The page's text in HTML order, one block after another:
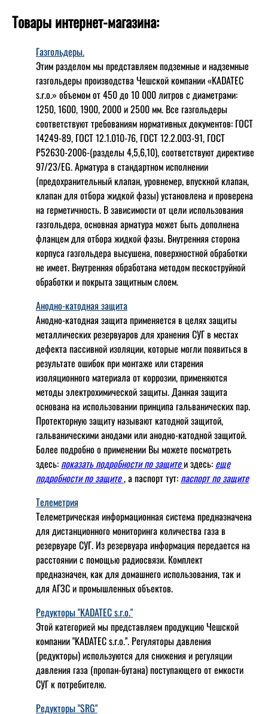
Товары интернет-магазина:
Газгольдеры.
Этим разделом мы представляем подземные и надземные
газгольдеры производства Чешской компании «KADATEC
s.r.o.» объемом от 450 до 10 000 литров с диаметрами:
1250, 1600, 1900, 2000 и 2500 мм. Все газгольдеры
соответствуют требованиям нормативных документов: ГОСТ
14249-89, ГОСТ 12.1.010-76, ГОСТ 12.2.003-91, ГОСТ
Р52630-2006-(разделы 4,5,6,10), соответствуют директиве
97/23/EG. Арматура в стандартном исполнении
(предохранительный клапан, уровнемер, впускной клапан,
клапан для отбора жидкой фазы) установлена и проверена
на герметичность. В зависимости от цели использования
газгольдера, основная арматура может быть дополнена
фланцем для отбора жидкой фазы. Внутренняя сторона
корпуса газгольдера высушена, поверхностной обработки
не имеет. Внутренняя обработана методом пескоструйной
обработки и покрыта защитным слоем.
Анодно-катодная защита
Анодно-катодная защита применяется в целях защиты
металлических резервуаров для хранения СУГ в местах
дефекта пассивной изоляции, которые могли появиться в
результате ошибок при монтаже или старения
изоляционного материала от коррозии, применяются
методы электрохимической защиты. Данная защита
основана на использовании принципа гальванических пар.
Протекторную защиту называют катодной защитой,
гальваническими анодами или анодно-катодной защитой.
Более подробно о применении Вы можете посмотреть
здесь: показать подробности по защитеи здесь: еще
подробности по защите, а паспорт тут: паспорт по защите
Телеметрия
Телеметрическая информационная система предназначена
для дистанционного мониторинга количества газа в
резервуаре СУГ. Из резервуара информация передается на
расстоянии с помощью радиосвязи. Комплект
предназначен, как для домашнего использования, так и
для АГЗС и промышленных объектов.
Редукторы "KADATEC s.r.o."
Этой категорией мы представляем продукцию Чешской
компании "KADATEC s.r.o.". Регуляторы давления
(редукторы) используются для снижения и регуляции
давления газа (пропан-бутана) поступающего от емкости
СУГ к потребителю.
Редукторы "SRG"